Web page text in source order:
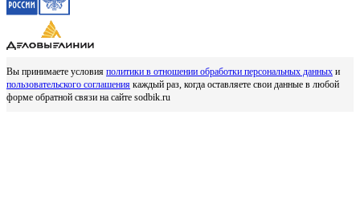
Вы принимаете условия политики в отношении обработки персональных данных и
пользовательского соглашения каждый раз, когда оставляете свои данные в любой
форме обратной связи на сайте sodbik.ru